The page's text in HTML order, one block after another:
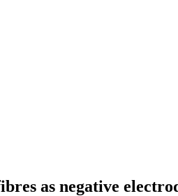
as negative